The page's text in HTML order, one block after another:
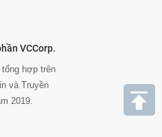
VCCorp.
hợp trên
và Truyền
2019.